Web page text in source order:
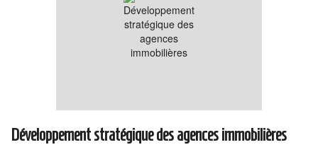
Développement stratégique des agences immobilières